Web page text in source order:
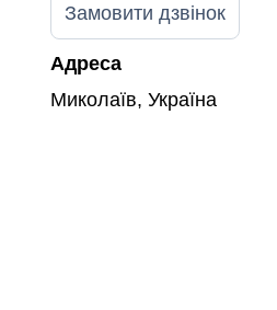
Замовити дзвінок
Адреса
Миколаїв, Україна